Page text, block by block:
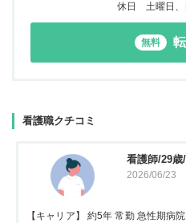
休日 土曜日、
無料
看護職クチコミ
看護師/29歳
2026/06/23
【キャリア】 約5年 常勤 急性期